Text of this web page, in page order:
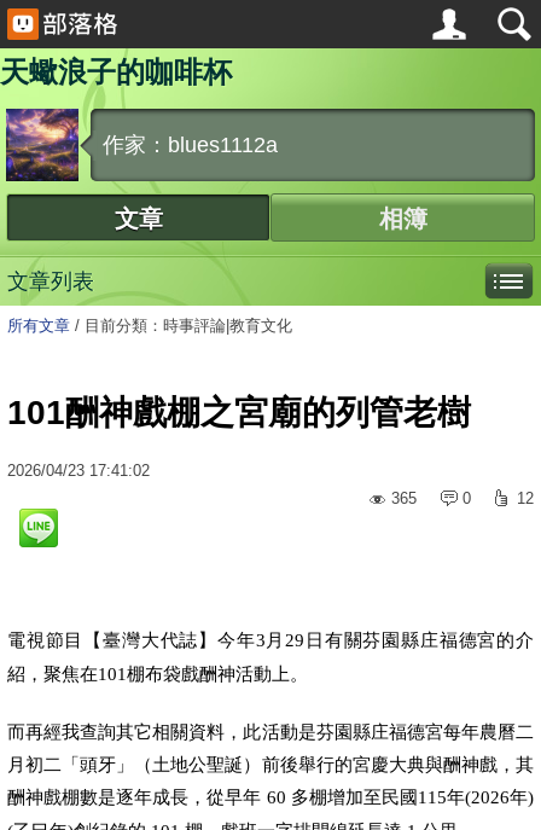
天蠍浪子的咖啡杯
作家：blues1112a
文章 相簿
文章列表
所有文章 / 目前分類：時事評論|教育文化
101酬神戲棚之宮廟的列管老樹
2026/04/23 17:41:02
365
0 12
電視節目【臺灣大代誌】今年3 月 29 日有關芬園縣庄福德宮的介
紹，聚焦在101棚布袋戲酬神活動上。
而再經我查詢其它相關資料，此活動是芬園縣庄福德宮每年農曆二
月初二「頭牙」（土地公聖誕）前後舉行的宮慶大典與酬神戲，其
酬神戲棚數是逐年成長，從早年 60 多棚增加至民國115年(2026年)